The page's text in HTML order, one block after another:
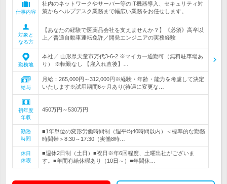
仕事内容
社内のネットワークやサーバー等のIT機器導入、セキュリティ対
策からヘルプデスク業務まで幅広い業務をお任せします。
対象と
なる方
【あなたの経験で医薬品会社を支えませんか？】《必須》高卒以
上／普通自動車運転免許／開発エンジニアの実務経験
勤務地
本社／ 山形県天童市万代3-6-2 ※マイカー通勤可（無料駐車場あ
り） ※転勤なし 【雇入れ直後】…
給与
月給：265,000円～312,000円※経験・年齢・能力を考慮して決定
いたします※試用期間6ヶ月あり(待遇に変更な…
初年度
年収
450万円～530万円
勤務
時間
■1年単位の変形労働時間制（週平均40時間以内）＜標準的な勤務
時間帯＞8:30～17:30（実働8時…
休日
休暇
■週休2日制（土日）■祝日※年6回程度、土曜出社がございま
す。■年間有給休暇あり（10日～）■年間休…